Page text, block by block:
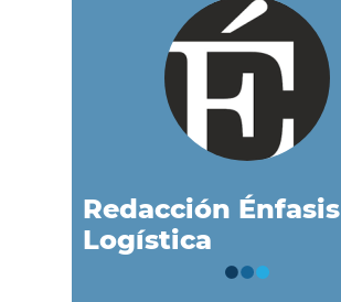
Redacción Énfasis
Logística